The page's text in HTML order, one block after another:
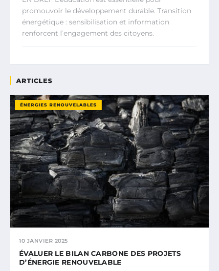
promouvoir le développement durable. Transition
énergétique : sensibilisation et information
renforcent l’engagement des citoyens.
ARTICLES
ÉNERGIES RENOUVELABLES
10 JANVIER 2025
ÉVALUER LE BILAN CARBONE DES PROJETS
D’ÉNERGIE RENOUVELABLE